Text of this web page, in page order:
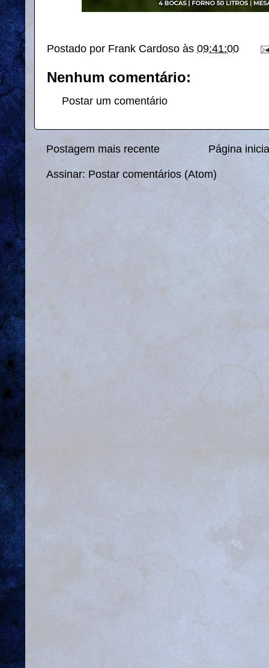
Postado por Frank Cardoso às 09:41:00
Nenhum comentário:
Postar um comentário
Postagem mais recente Página
Assinar: Postar comentários (Atom)